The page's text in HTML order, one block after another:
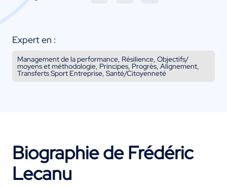
Expert en :
Management de la performance, Résilience, Objectifs/
moyens et méthodologie, Principes, Progrès, Alignement,
Transferts Sport Entreprise, Santé/Citoyenneté
Biographie de Frédéric
Lecanu